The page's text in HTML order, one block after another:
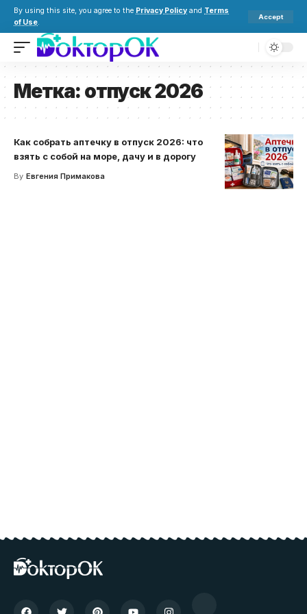
By using this site, you agree to the Privacy Policy and Terms
of Use.
Accept
Метка: отпуск 2026
Как собрать аптечку в отпуск 2026: что
взять с собой на море, дачу и в дорогу
By Евгения Примакова